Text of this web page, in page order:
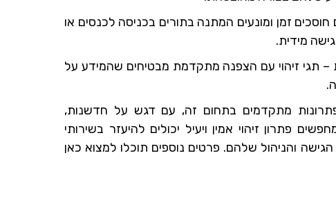
חוסכים זמן ומונעים המתנה בתורים בכניסה לכנסים או
מידית.
– תגי זיהוי עם הצפנה מתקדמת מבטיחים שהמידע על
מתקדמים בתחום זה, עם דגש על חדשנות,
פתרון זיהוי אמין ויעיל יכולים להיעזר בשירותי
והניהול שלהם. פרטים נוספים תוכלו למצוא כאן